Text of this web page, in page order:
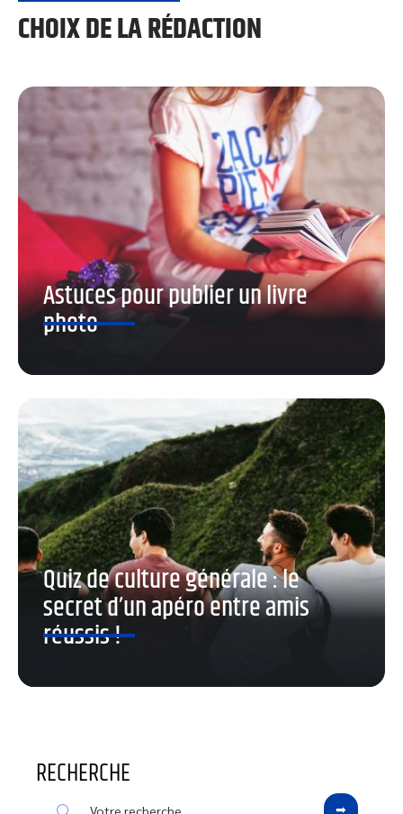
CHOIX DE LA RÉDACTION
Astuces pour publier un livre
photo
Quiz de culture générale : le
secret d’un apéro entre amis
réussis !
RECHERCHE